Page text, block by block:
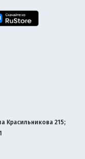
Красильникова 215;